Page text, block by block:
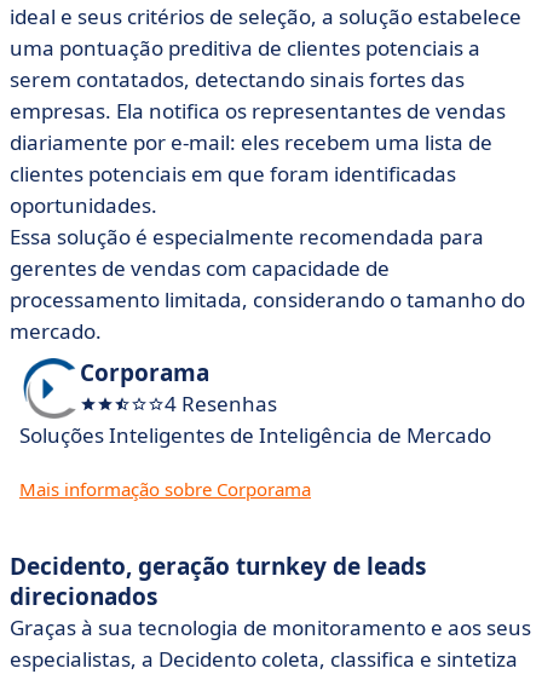
ideal e seus critérios de seleção, a solução estabelece
uma pontuação preditiva de clientes potenciais a
serem contatados, detectando sinais fortes das
empresas. Ela notifica os representantes de vendas
diariamente por e-mail: eles recebem uma lista de
clientes potenciais em que foram identificadas
oportunidades.
Essa solução é especialmente recomendada para
gerentes de vendas com capacidade de
processamento limitada, considerando o tamanho do
mercado.
Corporama
4 Resenhas
Soluções Inteligentes de Inteligência de Mercado
Mais informação sobre Corporama
Decidento, geração turnkey de leads
direcionados
Graças à sua tecnologia de monitoramento e aos seus
especialistas, a Decidento coleta, classifica e sintetiza